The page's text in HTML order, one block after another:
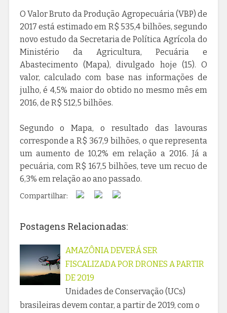
O Valor Bruto da Produção Agropecuária (VBP) de
2017 está estimado em R$ 535,4 bilhões, segundo
novo estudo da Secretaria de Política Agrícola do
Ministério da Agricultura, Pecuária e
Abastecimento (Mapa), divulgado hoje (15). O
valor, calculado com base nas informações de
julho, é 4,5% maior do obtido no mesmo mês em
2016, de R$ 512,5 bilhões.
Segundo o Mapa, o resultado das lavouras
corresponde a R$ 367,9 bilhões, o que representa
um aumento de 10,2% em relação a 2016. Já a
pecuária, com R$ 167,5 bilhões, teve um recuo de
6,3% em relação ao ano passado.
Compartilhar:
Postagens Relacionadas:
AMAZÔNIA DEVERÁ SER
FISCALIZADA POR DRONES A PARTIR
DE 2019
Unidades de Conservação (UCs)
brasileiras devem contar, a partir de 2019, com o